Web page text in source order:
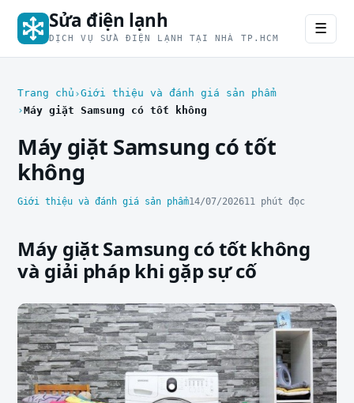
Sửa điện lạnh
DỊCH VỤ SỬA ĐIỆN LẠNH TẠI NHÀ TP.HCM
☰
Trang chủ Giới thiệu và đánh giá sản phẩm
Máy giặt Samsung có tốt không
Máy giặt Samsung có tốt
không
Giới thiệu và đánh giá sản phẩm14/07/202611 phút đọc
Máy giặt Samsung có tốt không
và giải pháp khi gặp sự cố